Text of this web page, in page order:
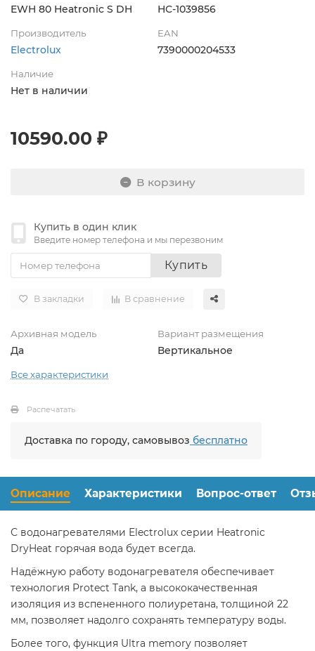
EWH 80 Heatronic S DH НС-1039856
Производитель
Electrolux
EAN
7390000204533
Наличие
Нет в наличии
10590.00 ₽
В корзину
Купить в один клик
Введите номер телефона и мы перезвоним
Купить
В закладки В сравнение
Архивная модель
Да
Вариант размещения
Вертикальное
Все характеристики
Распечатать
Доставка по городу, самовывоз бесплатно
Описание Характеристики Вопрос-ответ
С водонагревателями Electrolux серии Heatronic
DryHeat горячая вода будет всегда.
Надёжную работу водонагревателя обеспечивает
технология Protect Tank, а высококачественная
изоляция из вспененного полиуретана, толщиной 22
мм, позволяет надолго сохранять температуру воды.
Более того, функция Ultra memory позволяет